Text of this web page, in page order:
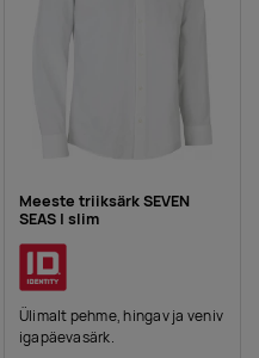
Meeste triiksärk SEVEN
SEAS | slim
Ülimalt pehme, hingav ja veniv
igapäevasärk.